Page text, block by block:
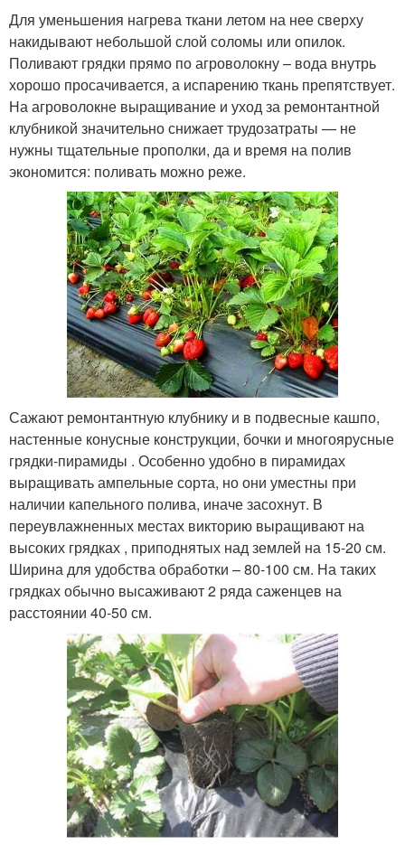
Для уменьшения нагрева ткани летом на нее сверху
накидывают небольшой слой соломы или опилок.
Поливают грядки прямо по агроволокну – вода внутрь
хорошо просачивается, а испарению ткань препятствует.
На агроволокне выращивание и уход за ремонтантной
клубникой значительно снижает трудозатраты — не
нужны тщательные прополки, да и время на полив
экономится: поливать можно реже.
Сажают ремонтантную клубнику и в подвесные кашпо,
настенные конусные конструкции, бочки и многоярусные
грядки-пирамиды . Особенно удобно в пирамидах
выращивать ампельные сорта, но они уместны при
наличии капельного полива, иначе засохнут. В
переувлажненных местах викторию выращивают на
высоких грядках , приподнятых над землей на 15-20 см.
Ширина для удобства обработки – 80-100 см. На таких
грядках обычно высаживают 2 ряда саженцев на
расстоянии 40-50 см.